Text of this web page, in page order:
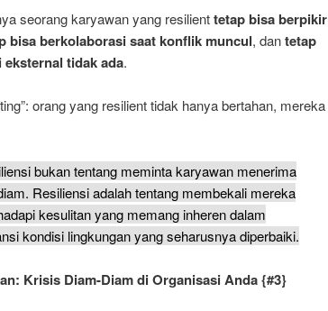
seorang karyawan yang resilienttetap bisa berpikir
bisa berkolaborasi saat konflik muncul, dantetap
tidak ada.
orang yang resilient tidak hanya bertahan, mereka
bukan tentang meminta karyawan menerima
Resiliensi adalah tentang membekali mereka
kesulitan yang memang inheren dalam
kondisi lingkungan yang seharusnya diperbaiki.
Krisis Diam-Diam di Organisasi Anda{#3}